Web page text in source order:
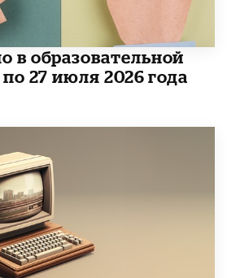
в образовательной
27 июля 2026 года